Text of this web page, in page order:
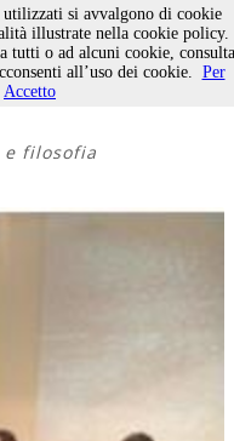
celebra
e filosofia
si avvalgono di cookie
illustrate nella cookie policy.
tutti o ad alcuni cookie, consulta
all’uso dei cookie. Per
Accetto